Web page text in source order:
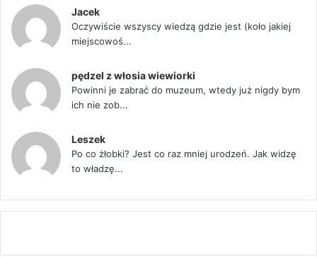
Jacek
Oczywiście wszyscy wiedzą gdzie jest (koło jakiej
miejscowoś...
pędzel z włosia wiewiorki
Powinni je zabrać do muzeum, wtedy już nigdy bym
ich nie zob...
Leszek
Po co żłobki? Jest co raz mniej urodzeń. Jak widzę
to władzę...